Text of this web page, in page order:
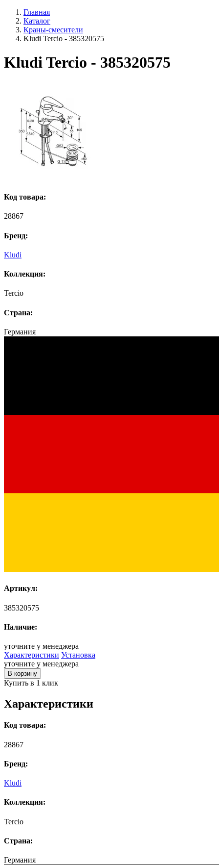
Главная
Каталог
Краны-смесители
Kludi Tercio - 385320575
Kludi Tercio - 385320575
Код товара:
28867
Бренд:
Kludi
Коллекция:
Tercio
Страна:
Германия
Артикул:
385320575
Наличие:
уточните у менеджера
Характеристики Установка
уточните у менеджера
В корзину
Купить в 1 клик
Характеристики
Код товара:
28867
Бренд:
Kludi
Коллекция:
Tercio
Страна:
Германия